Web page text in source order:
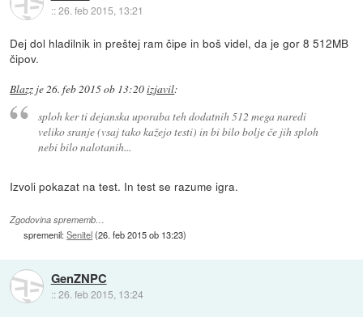
::26. feb 2015, 13:21
Dej dol hladilnik in preštej ram čipe in boš videl, da je gor 8 512MB
čipov.
Blazz je26. feb 2015 ob 13:20izjavil:
sploh ker ti dejanska uporaba teh dodatnih 512 mega naredi
veliko sranje (vsaj tako kažejo testi) in bi bilo bolje če jih sploh
nebi bilo nalotanih...
Izvoli pokazat na test. In test se razume igra.
Zgodovina sprememb…
spremenil:Senitel(26. feb 2015 ob 13:23)
GenZNPC
::26. feb 2015, 13:24